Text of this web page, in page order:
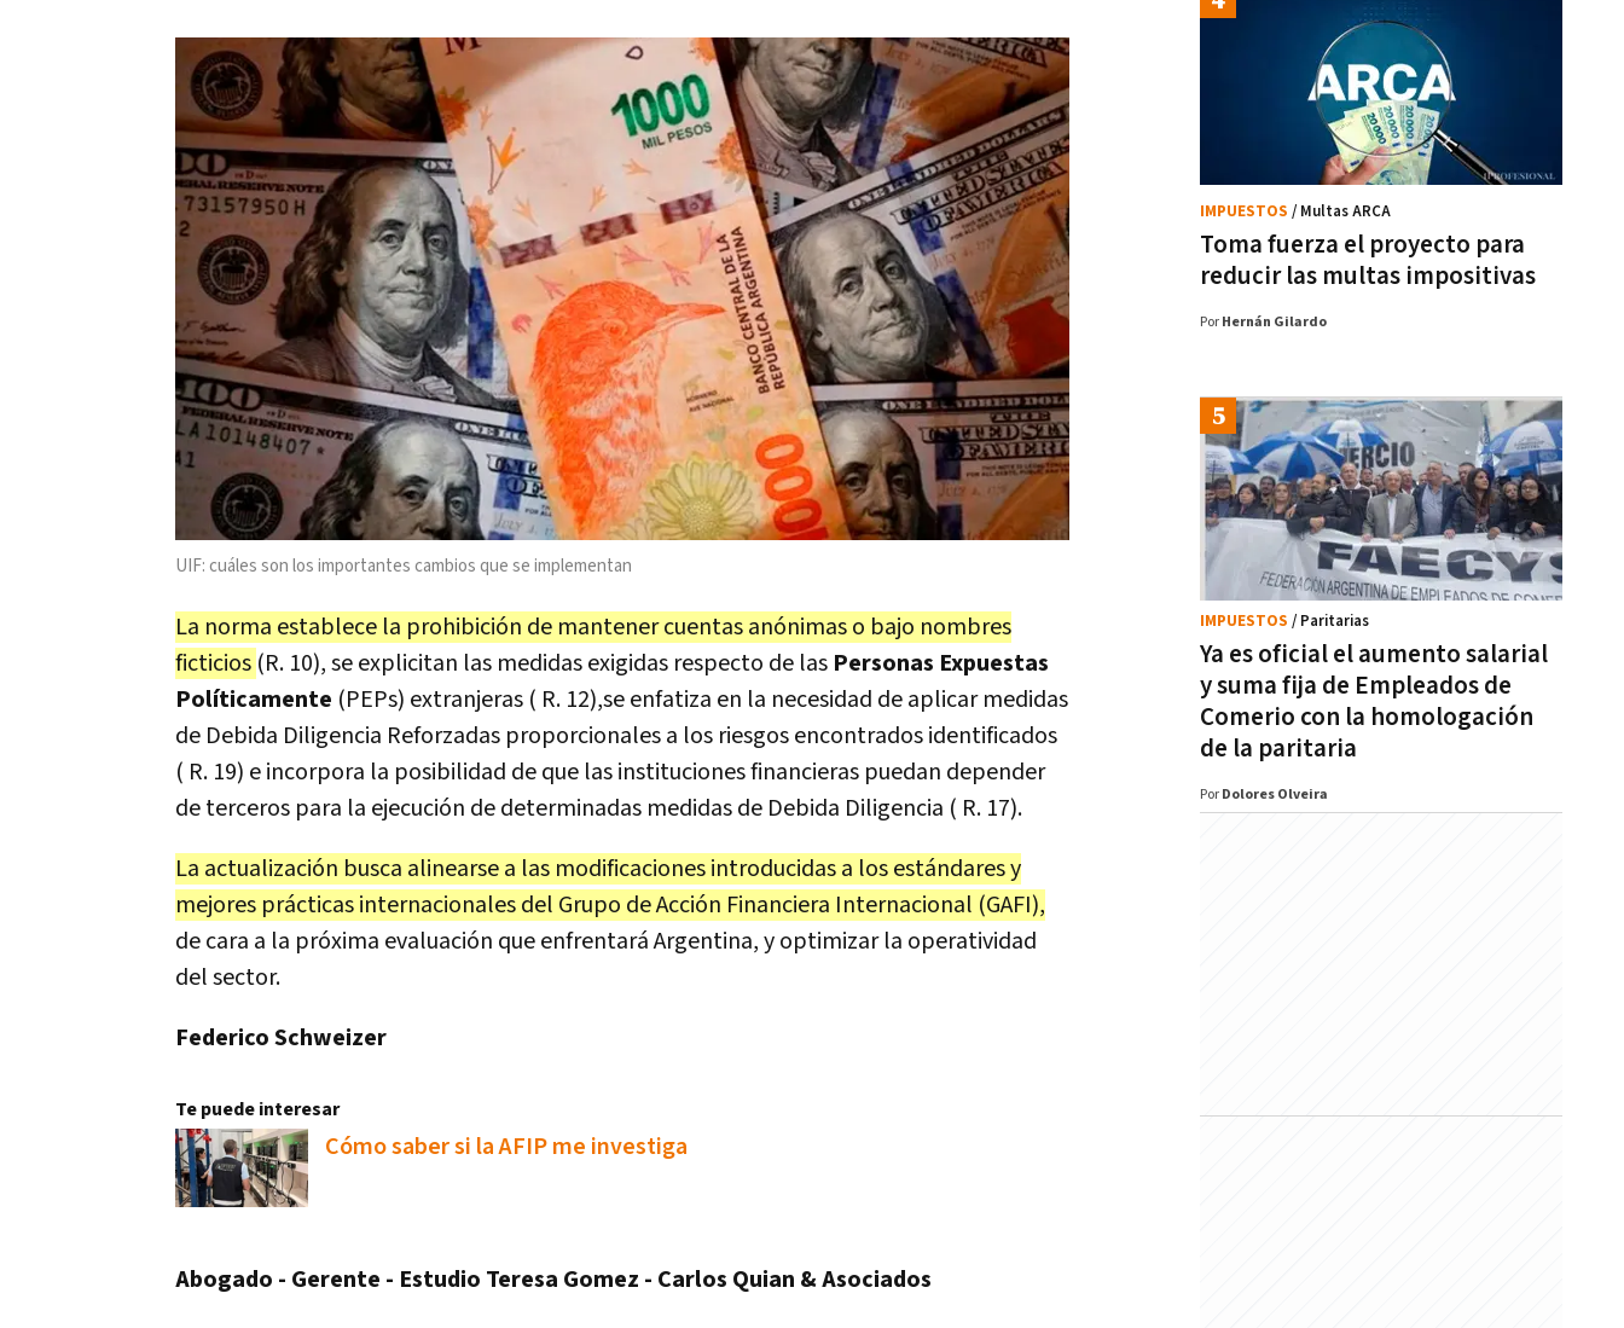
UIF: cuáles son los importantes cambios que se implementan
La norma establece la prohibición de mantener cuentas anónimas o bajo nombres
ficticios (R. 10), se explicitan las medidas exigidas respecto de las Personas Expuestas
Políticamente (PEPs) extranjeras ( R. 12),se enfatiza en la necesidad de aplicar medidas
de Debida Diligencia Reforzadas proporcionales a los riesgos encontrados identificados
( R. 19) e incorpora la posibilidad de que las instituciones financieras puedan depender
de terceros para la ejecución de determinadas medidas de Debida Diligencia ( R. 17).
La actualización busca alinearse a las modificaciones introducidas a los estándares y
mejores prácticas internacionales del Grupo de Acción Financiera Internacional (GAFI),
de cara a la próxima evaluación que enfrentará Argentina, y optimizar la operatividad
del sector.
Federico Schweizer
Te puede interesar
Cómo saber si la AFIP me investiga
Abogado - Gerente - Estudio ‎Teresa Gomez - Carlos Quian & Asociados
Toma fuerza el proyecto para
reducir las multas impositivas
IMPUESTOS / Multas ARCA
Por Hernán Gilardo
Ya es oficial el aumento salarial
y suma fija de Empleados de
Comerio con la homologación
de la paritaria
IMPUESTOS / Paritarias
Por Dolores Olveira